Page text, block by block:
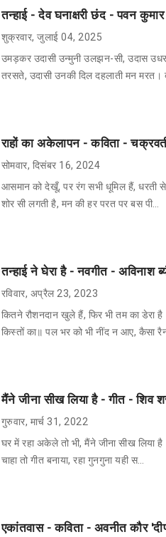
तन्हाई - देव घनाक्षरी छंद - पवन
शुक्रवार, जुलाई 04, 2025
उमड़कर उदासी उन्मुनी उलझन-सी, उदास
तरसते, उदासी उनकी दिल दहलाती मन मरत।
राहों का अकेलापन - कविता -
सोमवार, दिसंबर 16, 2024
आसमान को देखूँ, पर रंग सभी धूमिल हैं, धरती से
शोर सी लगती है, मन की हर परत पर बस पी…
तन्हाई ने घेरा है - नवगीत - अविनाश
रविवार, अप्रैल 23, 2023
कितने रौशनदान खुले हैं, फिर भी तम का डेरा
किस्तों का॥ पल भर को भी नींद न आए, कैसा
मैंने जीना सीख लिया है - गीत - शिव
गुरुवार, मार्च 31, 2022
घर में रहा अकेले तो भी, मैंने जीना सीख लिया
चाहा तो गीत बनाया, रहा गुनगुना यही स…
एकांतवास - कविता - अवनीत कौर